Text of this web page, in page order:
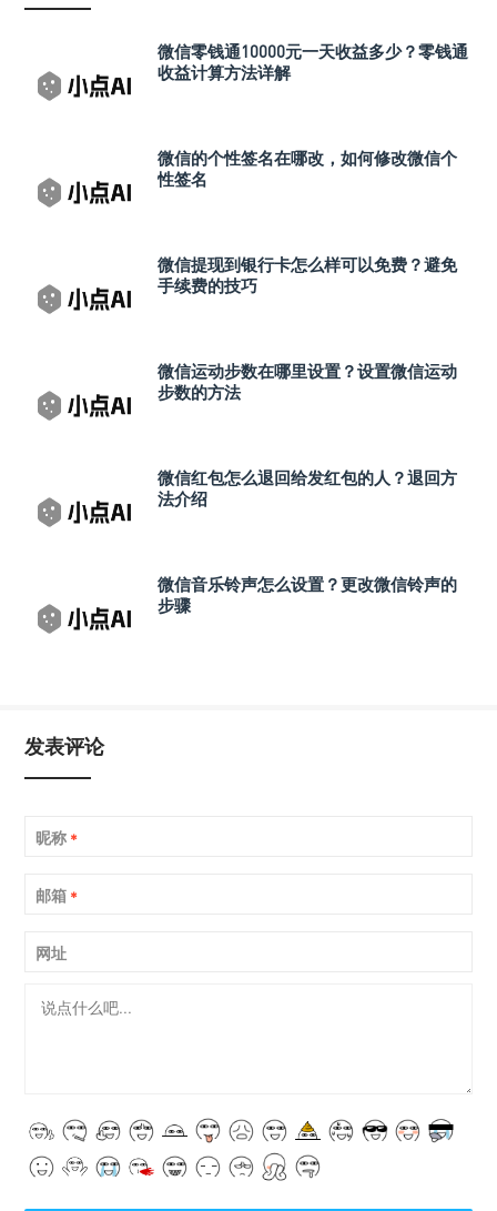
微信零钱通10000元一天收益多少？零钱通
收益计算方法详解
微信的个性签名在哪改，如何修改微信个
性签名
微信提现到银行卡怎么样可以免费？避免
手续费的技巧
微信运动步数在哪里设置？设置微信运动
步数的方法
微信红包怎么退回给发红包的人？退回方
法介绍
微信音乐铃声怎么设置？更改微信铃声的
步骤
发表评论
昵称 *
邮箱 *
网址